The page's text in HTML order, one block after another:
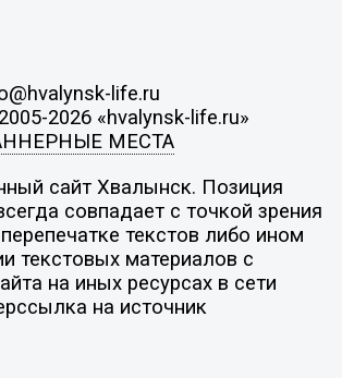
life.ru
2026 «hvalynsk-life.ru»
МЕСТА
сайт Хвалынск. Позиция
совпадает с точкой зрения
текстов либо ином
текстовых материалов с
на иных ресурсах в сети
на источник